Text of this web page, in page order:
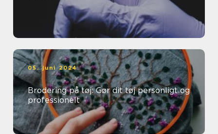
05. juni 2024
Brodering på tøj: Gør dit tøj personligt og
professionelt